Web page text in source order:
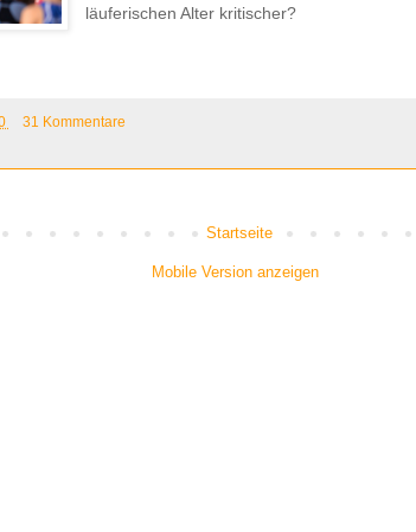
läuferischen Alter kritischer?
31 Kommentare
Startseite
Mobile Version anzeigen